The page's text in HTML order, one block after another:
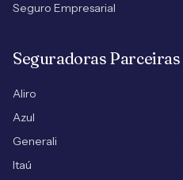
Seguro Empresarial
Seguradoras Parceiras
Aliro
Azul
Generali
Itaú